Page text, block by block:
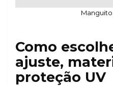
Como
ajuste,
proteção UV